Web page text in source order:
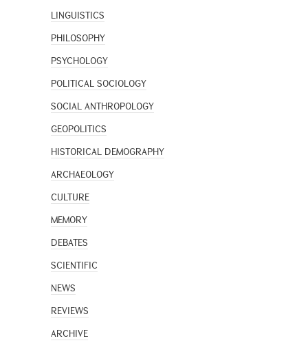
LINGUISTICS
PHILOSOPHY
PSYCHOLOGY
POLITICAL SOCIOLOGY
SOCIAL ANTHROPOLOGY
GEOPOLITICS
HISTORICAL DEMOGRAPHY
ARCHAEOLOGY
CULTURE
MEMORY
DEBATES
SCIENTIFIC
NEWS
REVIEWS
ARCHIVE